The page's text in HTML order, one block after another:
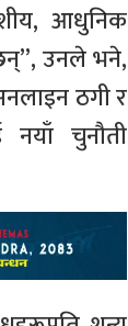
आधुनिक
उनले भने,
ठगी र
नयाँ चुनौती